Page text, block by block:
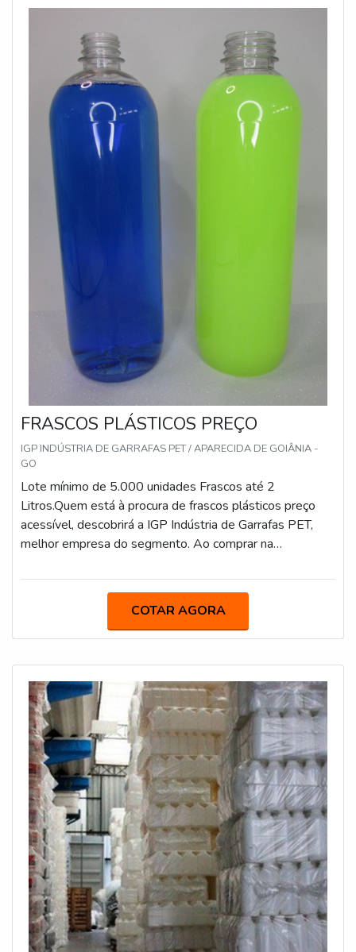
FRASCOS PLÁSTICOS PREÇO
IGP INDÚSTRIA DE GARRAFAS PET / APARECIDA DE GOIÂNIA -
GO
Lote mínimo de 5.000 unidades Frascos até 2
Litros.Quem está à procura de frascos plásticos preço
acessível, descobrirá a IGP Indústria de Garrafas PET,
melhor empresa do segmento. Ao comprar na
receberá um atendimento de excelência e terá a garantia
demanda.Quando a procura é por frascos plásticos preço
justo, com os profissionais especializados da IGP
custo-benefício e suporte via WhatsApp.MAIS SOBRE
FRASCOS PLÁSTICOS PREÇO ACESSÍVELA IGP
Indústria de Garrafas PET canaliza seus esforços em
proporcionar para os parceiros uma estrutura com
escritório de alta qualidade onde são realizadas as
atividades e estrutura suficiente para atender todas as
demandas, tudo isso para oferecer frascos plásticos
preço justo com precisão.Há muitas maneiras eficientes
de uma companhia demonstrar competência, excelência e
destaque em sua área de atuação. A IGP Indústria de
Garrafas PET se mostra referência por ter:
Colaboradores eficientes; Atendimento personalizado;
Amplo estoque de produtos; Ótimo preço. Ainda
focando em frascos plásticos preço acessível, sempre
deve-se buscar uma empresa que tenha produtos e
COTAR AGORA